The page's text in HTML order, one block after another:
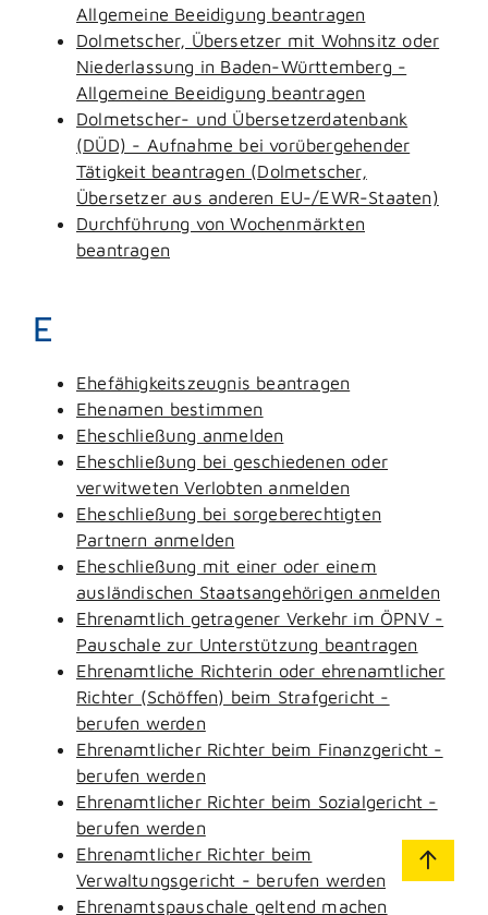
Allgemeine Beeidigung beantragen
Dolmetscher, Übersetzer mit Wohnsitz oder
Niederlassung in Baden-Württemberg -
Allgemeine Beeidigung beantragen
Dolmetscher- und Übersetzerdatenbank
(DÜD) - Aufnahme bei vorübergehender
Tätigkeit beantragen (Dolmetscher,
Übersetzer aus anderen EU-/EWR-Staaten)
Durchführung von Wochenmärkten
beantragen
E
Ehefähigkeitszeugnis beantragen
Ehenamen bestimmen
Eheschließung anmelden
Eheschließung bei geschiedenen oder
verwitweten Verlobten anmelden
Eheschließung bei sorgeberechtigten
Partnern anmelden
Eheschließung mit einer oder einem
ausländischen Staatsangehörigen anmelden
Ehrenamtlich getragener Verkehr im ÖPNV -
Pauschale zur Unterstützung beantragen
Ehrenamtliche Richterin oder ehrenamtlicher
Richter (Schöffen) beim Strafgericht -
berufen werden
Ehrenamtlicher Richter beim Finanzgericht -
berufen werden
Ehrenamtlicher Richter beim Sozialgericht -
berufen werden
Ehrenamtlicher Richter beim
Verwaltungsgericht - berufen werden
Ehrenamtspauschale geltend machen